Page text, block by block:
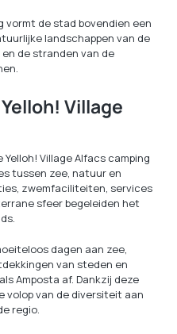
vormt de stad bovendien een
landschappen van de
de stranden van de
Village
Village Alfacs camping
tussen zee, natuur en
zwemfaciliteiten, services
sfeer begeleiden het
dagen aan zee,
van steden en
Amposta af. Dankzij deze
volop van de diversiteit aan
regio.